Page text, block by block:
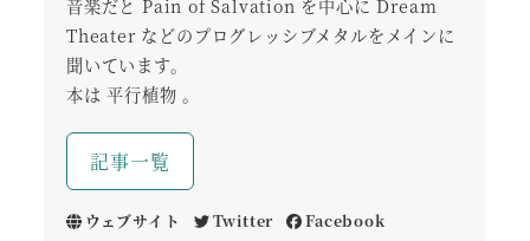
音楽だと Pain of Salvation を中心に Dream
Theater などのプログレッシブメタルをメインに
聞いています。
本は 平行植物 。
記事一覧
ウェブサイト Twitter
Facebook